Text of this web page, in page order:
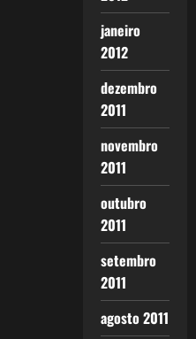
janeiro
2012
dezembro
2011
novembro
2011
outubro
2011
setembro
2011
agosto 2011